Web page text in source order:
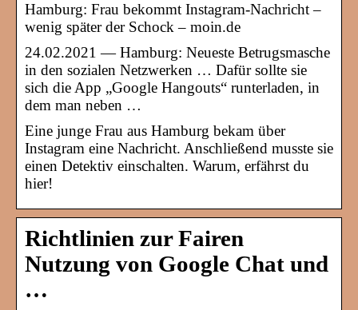
Hamburg: Frau bekommt Instagram-Nachricht –
wenig später der Schock – moin.de
24.02.2021 — Hamburg: Neueste Betrugsmasche
in den sozialen Netzwerken … Dafür sollte sie
sich die App „Google Hangouts“ runterladen, in
dem man neben …
Eine junge Frau aus Hamburg bekam über
Instagram eine Nachricht. Anschließend musste sie
einen Detektiv einschalten. Warum, erfährst du
hier!
Richtlinien zur Fairen
Nutzung von Google Chat und
…